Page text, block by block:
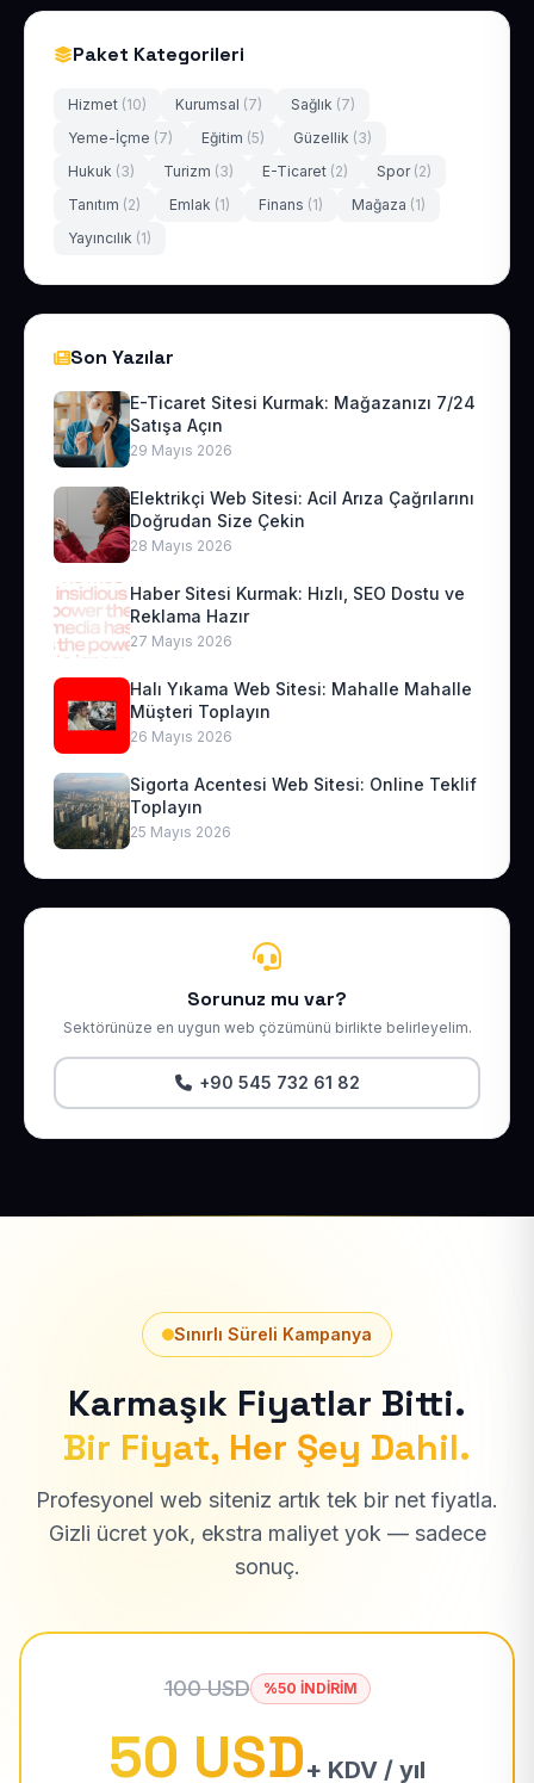
Paket Kategorileri
Hizmet (10) Kurumsal (7) Sağlık (7)
Yeme-İçme (7) Eğitim (5) Güzellik (3)
Hukuk (3) Turizm (3) E-Ticaret (2) Spor (2)
Tanıtım (2) Emlak (1) Finans (1) Mağaza (1)
Yayıncılık (1)
Son Yazılar
E-Ticaret Sitesi Kurmak: Mağazanızı 7/24
Satışa Açın
29 Mayıs 2026
Elektrikçi Web Sitesi: Acil Arıza Çağrılarını
Doğrudan Size Çekin
28 Mayıs 2026
Haber Sitesi Kurmak: Hızlı, SEO Dostu ve
Reklama Hazır
27 Mayıs 2026
Halı Yıkama Web Sitesi: Mahalle Mahalle
Müşteri Toplayın
26 Mayıs 2026
Sigorta Acentesi Web Sitesi: Online Teklif
Toplayın
25 Mayıs 2026
Sorunuz mu var?
Sektörünüze en uygun web çözümünü birlikte belirleyelim.
+90 545 732 61 82
Sınırlı Süreli Kampanya
Karmaşık Fiyatlar Bitti.
Bir Fiyat, Her Şey Dahil.
Profesyonel web siteniz artık tek bir net fiyatla.
Gizli ücret yok, ekstra maliyet yok — sadece
sonuç.
100 USD %50 İNDİRİM
50 USD+ KDV / yıl